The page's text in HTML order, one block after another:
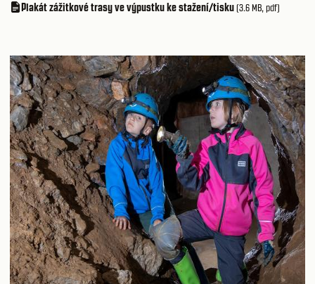
Plakát zážitkové trasy ve výpustku ke stažení/tisku(3.6 MB, pdf)